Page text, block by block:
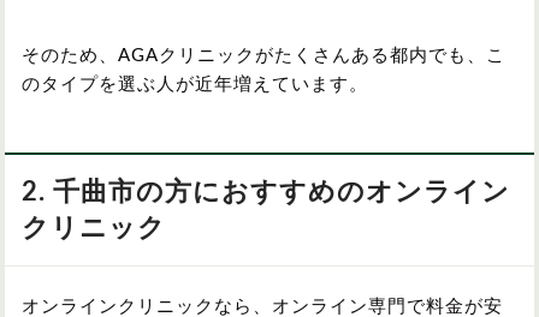
そのため、AGAクリニックがたくさんある都内でも、こ
のタイプを選ぶ人が近年増えています。
2. 千曲市の方におすすめのオンライン
クリニック
オンラインクリニックなら、オンライン専門で料金が安